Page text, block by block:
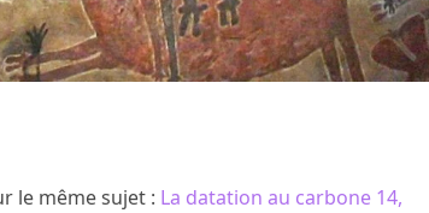
le même sujet : La datation au carbone 14,